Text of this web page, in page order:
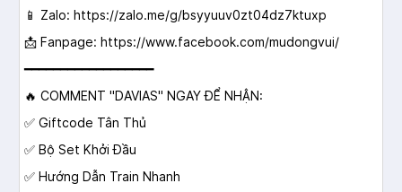
📱 Zalo: https://zalo.me/g/bsyyuuv0zt04dz7ktuxp
📩 Fanpage: https://www.facebook.com/mudongvui/
━━━━━━━━━━━━━━━━━━
🔥 COMMENT "DAVIAS" NGAY ĐỂ NHẬN:
✅ Giftcode Tân Thủ
✅ Bộ Set Khởi Đầu
✅ Hướng Dẫn Train Nhanh